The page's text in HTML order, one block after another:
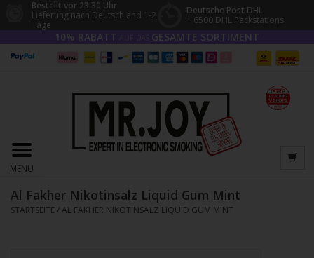
Bestellt vor 23:30 Uhr
Lieferung nach Deutschland 1-2
Tage
Deutsche Post DHL
+ 6500 DHL Packstations
10% RABATT GESAMTE SORTIMENT
MENU
Al Fakher Nikotinsalz Liquid Gum Mint
STARTSEITE /AL FAKHER NIKOTINSALZ LIQUID GUM MINT